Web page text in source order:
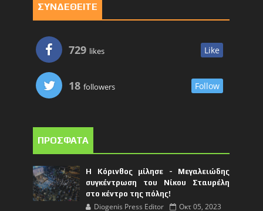
ΣΥΝΔΕΘΕΙΤΕ
729 likes Like
18 followers Follow
ΠΡΟΣΦΑΤΑ
Η Κόρινθος μίλησε - Μεγαλειώδης
συγκέντρωση του Νίκου Σταυρέλη
στο κέντρο της πόλης!
Diogenis Press Editor Οκτ 05, 2023